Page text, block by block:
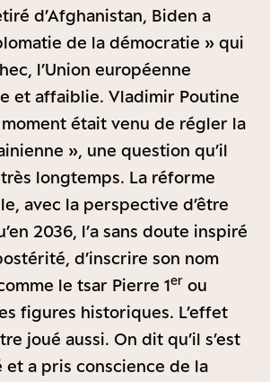
d’Afghanistan, Biden a
de la démocratie » qui
l’Union européenne
et affaiblie. Vladimir Poutine
moment était venu de régler la
», une question qu’il
longtemps. La réforme
avec la perspective d’être
2036, l’a sans doute inspiré
d’inscrire son nom
le tsar Pierre 1er ou
figures historiques. L’effet
joué aussi. On dit qu’il s’est
et a pris conscience de la